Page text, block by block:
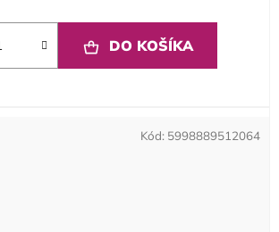
DO KOŠÍKA
Kód: 5998889512064